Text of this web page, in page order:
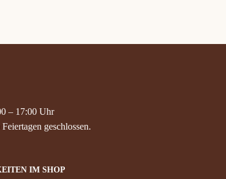
– 17:00 Uhr
geschlossen.
IM SHOP